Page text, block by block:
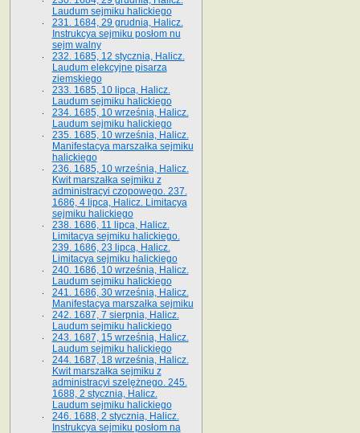
Laudum sejmiku halickiego
231. 1684, 29 grudnia, Halicz.
Instrukcya sejmiku posłom nu
sejm walny
232. 1685, 12 stycznia, Halicz.
Laudum elekcyjne pisarza
ziemskiego
233. 1685, 10 lipca, Halicz.
Laudum sejmiku halickiego
234. 1685, 10 września, Halicz.
Laudum sejmiku halickiego
235. 1685, 10 września, Halicz.
Manifestacya marszałka sejmiku
halickiego
236. 1685, 10 września, Halicz.
Kwit marszałka sejmiku z
administracyi czopowego. 237.
1686, 4 lipca, Halicz. Limitacya
sejmiku halickiego
238. 1686, 11 lipca, Halicz.
Limitacya sejmiku halickiego.
239. 1686, 23 lipca, Halicz.
Limitacya sejmiku halickiego
240. 1686, 10 września, Halicz.
Laudum sejmiku halickiego
241. 1686, 30 września, Halicz.
Manifestacya marszałka sejmiku
242. 1687, 7 sierpnia, Halicz.
Laudum sejmiku halickiego
243. 1687, 15 września, Halicz.
Laudum sejmiku halickiego
244. 1687, 18 września, Halicz.
Kwit marszałka sejmiku z
administracyi szelężnego. 245.
1688, 2 stycznia, Halicz.
Laudum sejmiku halickiego
246. 1688, 2 stycznia, Halicz.
Instrukcya sejmiku posłom na